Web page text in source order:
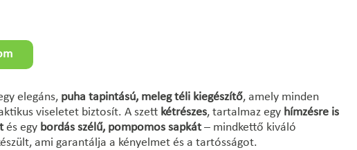
elegáns, puha tapintású, meleg téli kiegészítő, amely minden
viseletet biztosít. A szett kétrészes, tartalmaz egy hímzésre is
és egy bordás szélű, pompomos sapkát– mindkettő kiváló
ami garantálja a kényelmet és a tartósságot.